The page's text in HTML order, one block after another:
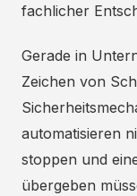
fachlicher
Gerade in
Zeichen von
automatisieren
stoppen und
übergeben